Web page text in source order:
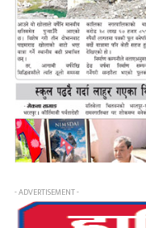
- ADVERTISEMENT -